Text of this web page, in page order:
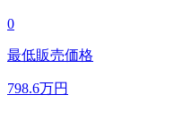
0
最低販売価格
798.6万円